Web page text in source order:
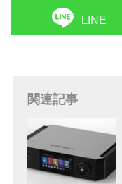
LINE
関連記事